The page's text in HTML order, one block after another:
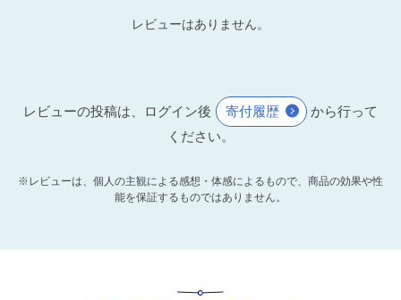
レビューはありません。
レビューの投稿は、ログイン後 寄付履歴
から行って
ください。
※レビューは、個人の主観による感想・体感によるもので、商品の効果や性
能を保証するものではありません。